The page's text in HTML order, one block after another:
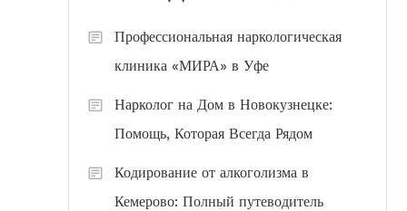
Профессиональная наркологическая
клиника «МИРА» в Уфе
Нарколог на Дом в Новокузнецке:
Помощь, Которая Всегда Рядом
Кодирование от алкоголизма в
Кемерово: Полный путеводитель